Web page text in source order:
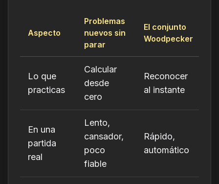
Aspecto
Problemas
nuevos sin
parar
El conjunto
Woodpecker
Lo que
practicas
Calcular
desde
cero
Reconocer
al instante
En una
partida
real
Lento,
cansador,
poco
fiable
Rápido,
automático